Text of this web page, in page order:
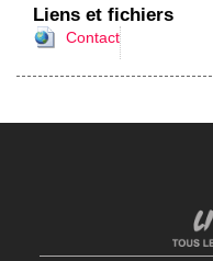
Liens et fichiers
Contact